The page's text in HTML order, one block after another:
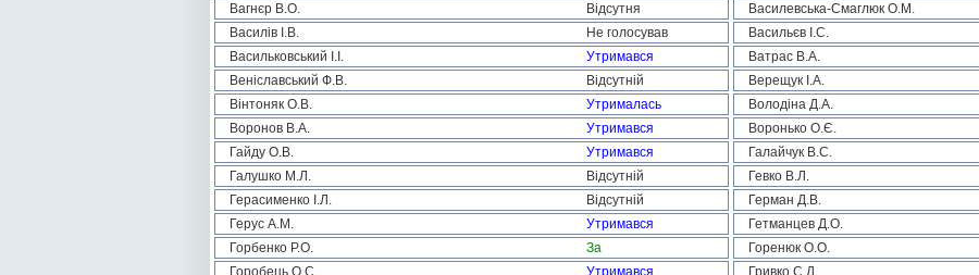
Вагнєр В.О.
Відсутня Василевська-Смаглюк О.М.
Василів І.В.
Не голосував Васильєв І.С.
Васильковський І.І.
Утримався Ватрас В.А.
Веніславський Ф.В.
Відсутній Верещук І.А.
Вінтоняк О.В.
Утрималась Володіна Д.А.
Воронов В.А.
Утримався Воронько О.Є.
Гайду О.В.
Утримався Галайчук В.С.
Галушко М.Л.
Відсутній Гевко В.Л.
Герасименко І.Л.
Відсутній Герман Д.В.
Герус А.М.
Утримався Гетманцев Д.О.
Горбенко Р.О.
За Горенюк О.О.
Горобець О.С.
Утримався Гривко С.Д.